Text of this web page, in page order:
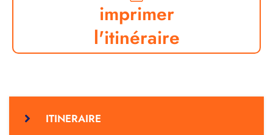
imprimer
l'itinéraire
ITINERAIRE